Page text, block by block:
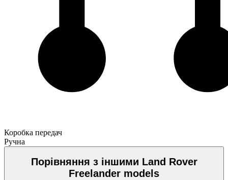
Коробка передач
Ручна
Порівняння з іншими Land Rover
Freelander models